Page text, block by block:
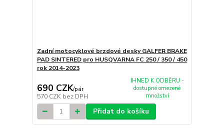
Zadní motocyklové brzdové desky GALFER BRAKE
PAD SINTERED pro HUSQVARNA FC 250 / 350 / 450
rok 2014-2023
690 CZK/pár
570 CZK bez DPH
IHNED K ODBĚRU -
dostupné omezené
množství
Přidat do košíku